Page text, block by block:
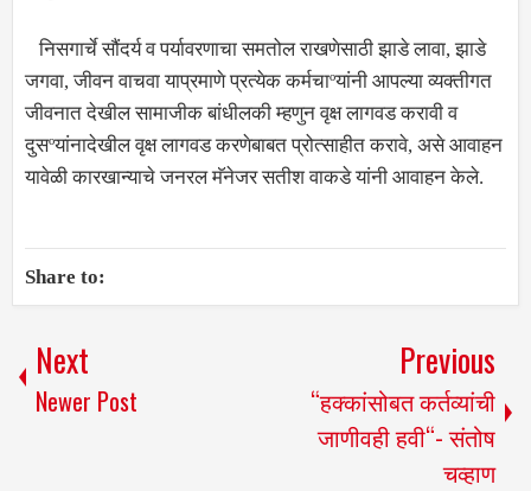
निसगार्चे सौंदर्य व पर्यावरणाचा समतोल राखणेसाठी झाडे लावा, झाडे
जगवा, जीवन वाचवा याप्रमाणे प्रत्येक कर्मचाºयांनी आपल्या व्यक्तीगत
जीवनात देखील सामाजीक बांधीलकी म्हणुन वृक्ष लागवड करावी व
दुसºयांनादेखील वृक्ष लागवड करणेबाबत प्रोत्साहीत करावे, असे आवाहन
यावेळी कारखान्याचे जनरल मॅनेजर सतीश वाकडे यांनी आवाहन केले.
Share to:
Next
Newer Post
Previous
“हक्कांसोबत कर्तव्यांची
जाणीवही हवी“- संतोष
चव्हाण